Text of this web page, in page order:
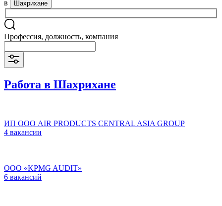
в Шахрихане
Профессия, должность, компания
Работа в Шахрихане
ИП ООО AIR PRODUCTS CENTRAL ASIA GROUP
4 вакансии
ООО «KPMG AUDIT»
6 вакансий